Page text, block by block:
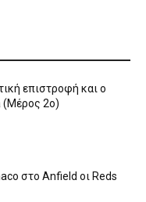
επιστροφή και ο
(Μέρος 2ο)
στο Anfield οι Reds